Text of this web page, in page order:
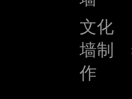
文化
墙制
作